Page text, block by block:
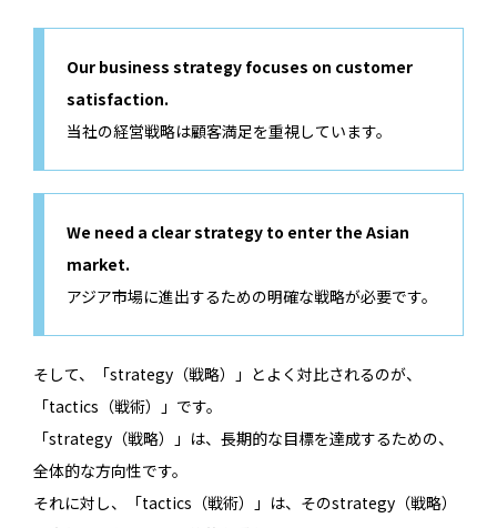
Our business strategy focuses on customer
satisfaction.
当社の経営戦略は顧客満足を重視しています。
We need a clear strategy to enter the Asian
market.
アジア市場に進出するための明確な戦略が必要です。
そして、「strategy（戦略）」とよく対比されるのが、
「tactics（戦術）」です。
「strategy（戦略）」は、長期的な目標を達成するための、
全体的な方向性です。
それに対し、「tactics（戦術）」は、そのstrategy（戦略）